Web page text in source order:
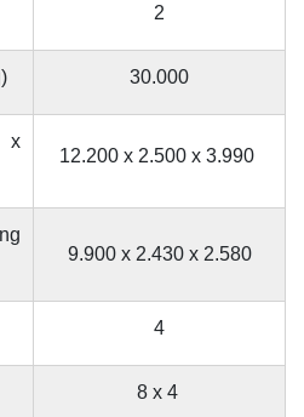
2
30.000
x
12.200 x 2.500 x 3.990
9.900 x 2.430 x 2.580
4
8 x 4